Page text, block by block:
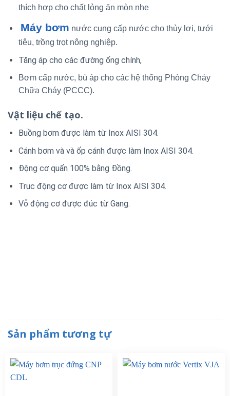
thích hợp cho chất lỏng ăn mòn nhẹ
Máy bơm nước cung cấp nước cho thủy lợi, tưới
tiêu, trồng trọt nông nghiệp.
Tăng áp cho các đường ống chính,
Bơm cấp nước, bù áp cho các hệ thống Phòng Cháy
Chữa Cháy (PCCC).
Vật liệu chế tạo.
Buồng bơm được làm từ Inox AISI 304.
Cánh bơm và và ốp cánh được làm Inox AISI 304.
Động cơ quấn 100% bằng Đồng.
Trục động cơ được làm từ Inox AISI 304.
Vỏ động cơ được đúc từ Gang.
Sản phẩm tương tự